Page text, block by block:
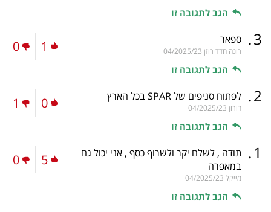
הגב לתגובה זו
3
. ספאר
רונה חדד רוזן 04/2025/23
הגב לתגובה זו
1
0
2
. לפתוח סניפים של SPAR בכל הארץ
דורון 04/2025/23
הגב לתגובה זו
0
1
1
. תודה , לשלם יקר ולשרוף כסף , אני יכול גם
במאפרה
מייקל 04/2025/23
הגב לתגובה זו
5
0